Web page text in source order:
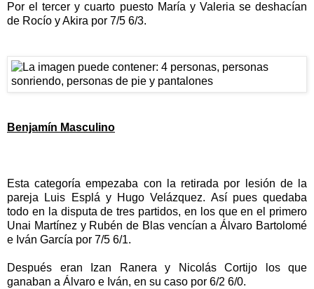
Por el tercer y cuarto puesto María y Valeria se deshacían
de Rocío y Akira por 7/5 6/3.
Benjamín Masculino
Esta categoría empezaba con la retirada por lesión de la
pareja Luis Esplá y Hugo Velázquez. Así pues quedaba
todo en la disputa de tres partidos, en los que en el primero
Unai Martínez y Rubén de Blas vencían a Álvaro Bartolomé
e Iván García por 7/5 6/1.
Después eran Izan Ranera y Nicolás Cortijo los que
ganaban a Álvaro e Iván, en su caso por 6/2 6/0.